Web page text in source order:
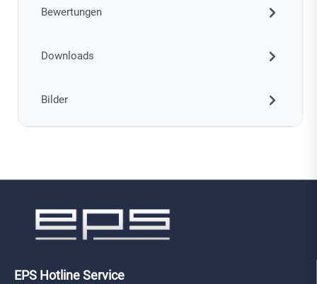
Bewertungen
Downloads
Bilder
EPS Hotline Service